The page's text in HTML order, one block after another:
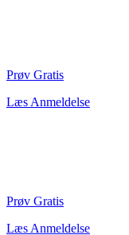
Prøv Gratis
Læs Anmeldelse
Prøv Gratis
Læs Anmeldelse